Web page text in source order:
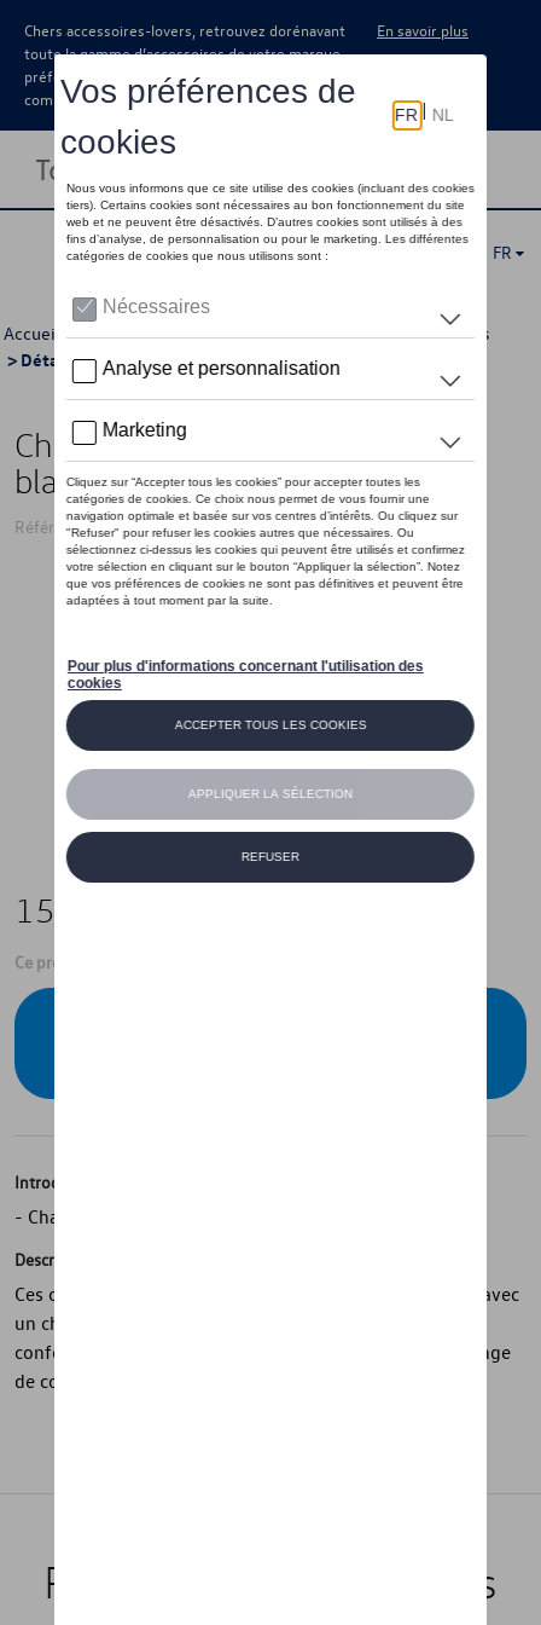
Chers accessoires-lovers, retrouvez dorénavant
toute la gamme d’accessoires de votre marque
préférée sous forme de catalogue à
commander auprès de votre concessionaire.
En savoir plus
Toggle navigation
FR
Accueil >Pour vous >GTI Collection >Accessoires >Textiles
> Détail
Chausettes VW GTI 43/46,
blanches
Référence: 3A4084361A 084
15,00 €
Ce produit n'est actuellement pas de stock
Introduction
- Chaussettes de tennis classiques au design GTI
Description
Ces chaussettes blanches classiques de la collection GTI avec
un champ rouge et le lettrage GTI à l'extérieur sont
confortables et élégantes et sont faites d'un doux mélange
de coton. Taille 39-42.
Produits recommandés